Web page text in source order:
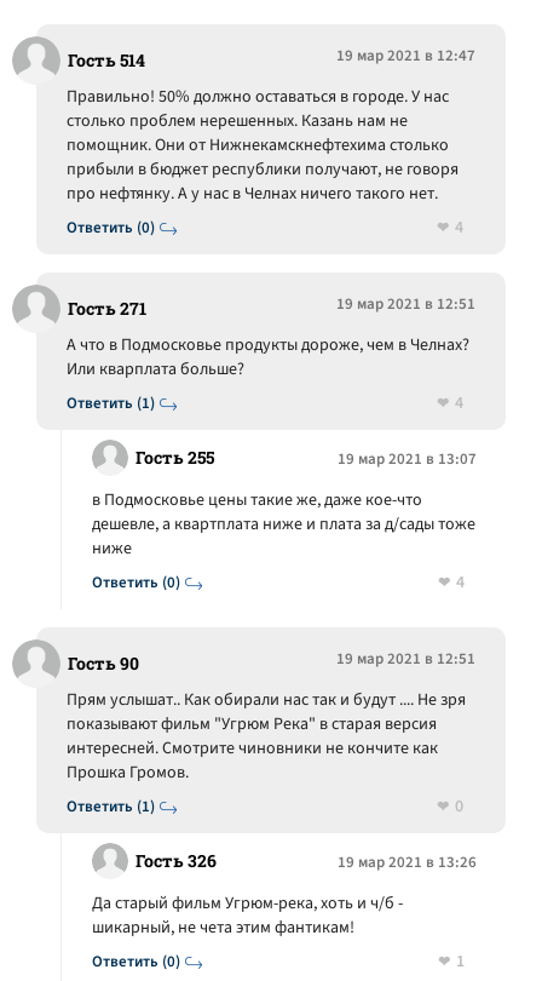
Гость 514 19 мар 2021 в 12:47
Ответить (0)
Правильно! 50% должно оставаться в городе. У нас
столько проблем нерешенных. Казань нам не
помощник. Они от Нижнекамскнефтехима столько
прибыли в бюджет республики получают, не говоря
про нефтянку. А у нас в Челнах ничего такого нет.
4
Гость 271 19 мар 2021 в 12:51
Ответить (1)
А что в Подмосковье продукты дороже, чем в Челнах?
Или кварплата больше?
4
Гость 255 19 мар 2021 в 13:07
Ответить (0)
в Подмосковье цены такие же, даже кое-что
дешевле, а квартплата ниже и плата за д/сады тоже
ниже
4
Гость 90 19 мар 2021 в 12:51
Ответить (1)
Прям услышат.. Как обирали нас так и будут .... Не зря
показывают фильм "Угрюм Река" в старая версия
интересней. Смотрите чиновники не кончите как
Прошка Громов.
0
Гость 326 19 мар 2021 в 13:26
Ответить (0)
Да старый фильм Угрюм-река, хоть и ч/б -
шикарный, не чета этим фантикам!
1